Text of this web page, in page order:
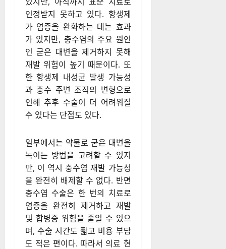
항생제 치료는 제한
적…수술만이 근본적
인 해결책
최근에는 수액과 항생제를 이용
한 비수술적 치료법도 연구되고
있지만, 아직까지 표준 치료로
인정받지 못하고 있다. 항생제
가 있지만, 충수염의 주요 원인
인 굳은 대변을 제거하지 못해
재발 위험이 높기 때문이다. 또
한 항생제 내성균 발생 가능성
과 충수 주변 조직의 변형으로
인해 추후 수술이 더 어려워질
수 있다는 단점도 있다.
일부에서는 약물로 굳은 대변을